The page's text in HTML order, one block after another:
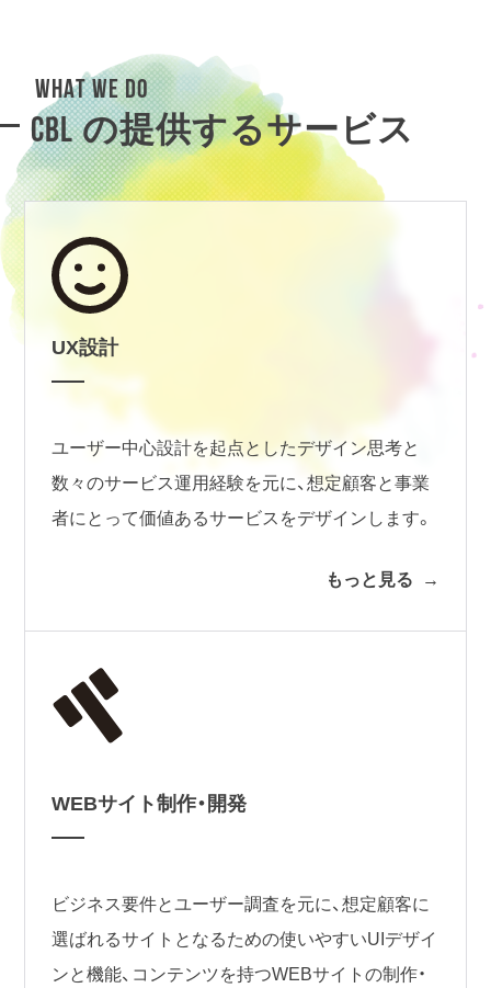
WHAT WE DO
CBL の提供するサービス
UX設計
ユーザー中心設計を起点としたデザイン思考と
数々のサービス運用経験を元に、想定顧客と事業
者にとって価値あるサービスをデザインします。
もっと見る
WEBサイト制作・開発
ビジネス要件とユーザー調査を元に、想定顧客に
選ばれるサイトとなるための使いやすいUIデザイ
ンと機能、コンテンツを持つWEBサイトの制作・